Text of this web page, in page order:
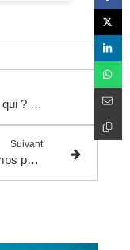
La crise du logement, pour qui ? pourquoi ? comment en sortir ?
Suivant
Ismael Bally, à la recherche du temps perdu par Parcoursup